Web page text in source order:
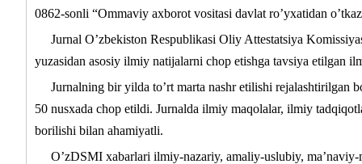
0862-sonli “Ommaviy axborot vositasi davlat ro’yxatidan
Jurnal O’zbekiston Respublikasi Oliy Attestatsiya
yuzasidan asosiy ilmiy natijalarni chop etishga tavsiya etilgan
Jurnalning bir yilda to’rt marta nashr etilishi rejalashtirilgan
50 nusxada chop etildi. Jurnalda ilmiy maqolalar, ilmiy
borilishi bilan ahamiyatli.
O’zDSMI xabarlari ilmiy-nazariy, amaliy-uslubiy,